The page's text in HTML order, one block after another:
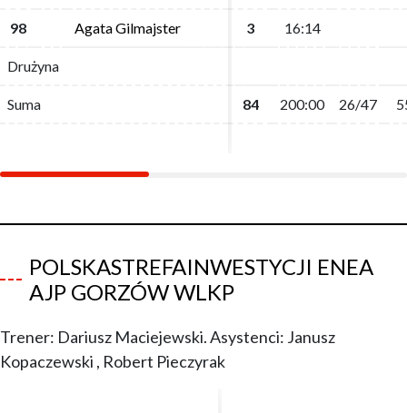
98 Agata Gilmajster 3 16:14
Drużyna
Suma 84 200:00 26/47
98 Agata Gilmajster 3 16:14
Drużyna
Suma 84 200:00 26/47
POLSKASTREFAINWESTYCJI ENEA
AJP GORZÓW WLKP
Trener: Dariusz Maciejewski. Asystenci: Janusz
Kopaczewski , Robert Pieczyrak